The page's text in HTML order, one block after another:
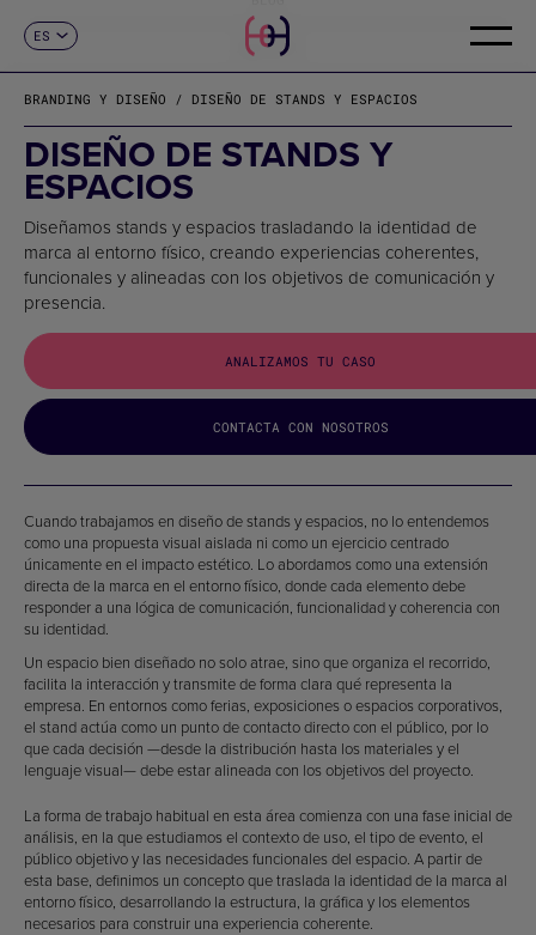
ES
FR
DE
IT
PT
CONTACTO
BRANDING Y DISEÑO / DISEÑO DE STANDS Y ESPACIOS
DISEÑO DE STANDS Y
ESPACIOS
Diseñamos stands y espacios trasladando la identidad de
marca al entorno físico, creando experiencias coherentes,
funcionales y alineadas con los objetivos de comunicación y
presencia.
ANALIZAMOS TU CASO
CONTACTA CON NOSOTROS
Cuando trabajamos en diseño de stands y espacios, no lo entendemos
como una propuesta visual aislada ni como un ejercicio centrado
únicamente en el impacto estético. Lo abordamos como una extensión
directa de la marca en el entorno físico, donde cada elemento debe
responder a una lógica de comunicación, funcionalidad y coherencia con
su identidad.
Un espacio bien diseñado no solo atrae, sino que organiza el recorrido,
facilita la interacción y transmite de forma clara qué representa la
empresa. En entornos como ferias, exposiciones o espacios corporativos,
el stand actúa como un punto de contacto directo con el público, por lo
que cada decisión —desde la distribución hasta los materiales y el
lenguaje visual— debe estar alineada con los objetivos del proyecto.
La forma de trabajo habitual en esta área comienza con una fase inicial de
análisis, en la que estudiamos el contexto de uso, el tipo de evento, el
público objetivo y las necesidades funcionales del espacio. A partir de
esta base, definimos un concepto que traslada la identidad de la marca al
entorno físico, desarrollando la estructura, la gráfica y los elementos
necesarios para construir una experiencia coherente.